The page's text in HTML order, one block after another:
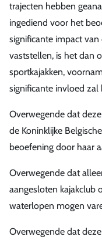
trajecten hebben
ingediend voor het
significante impact
vaststellen, is het dan
sportkajakken,
significante invloed
Overwegende dat
de Koninklijke
beoefening door haar
Overwegende dat
aangesloten kajakclub
waterlopen mogen
Overwegende dat